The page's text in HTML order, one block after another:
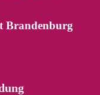
Brandenburg